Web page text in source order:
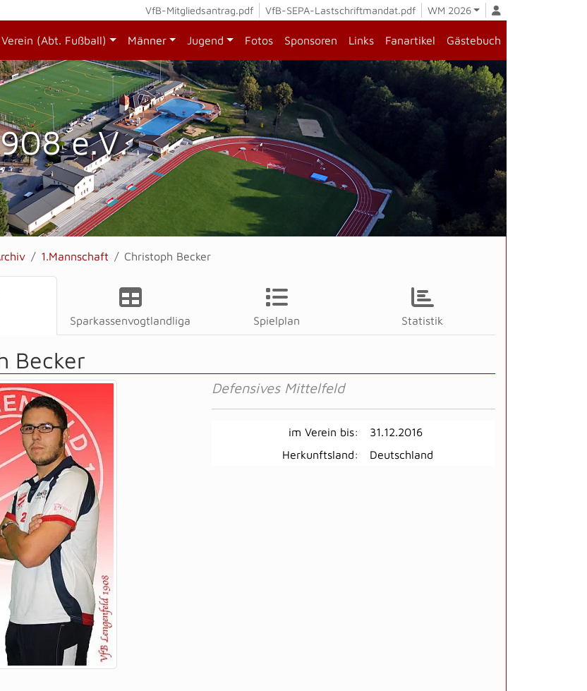
VfB-Mitgliedsantrag.pdf VfB-SEPA-Lastschriftmandat.pdf WM 2026
Verein (Abt. Fußball) Männer Jugend Fotos Sponsoren Links Fanartikel Gästebuch
e.V.
1.Mannschaft Christoph Becker
Sparkassenvogtlandliga Spielplan Statistik
Becker
Defensives Mittelfeld
im Verein bis:
31.12.2016
Herkunftsland:
Deutschland